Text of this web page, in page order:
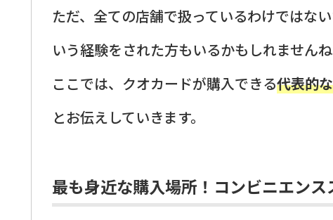
ただ、全ての店舗で扱っているわけではな
いう経験をされた方もいるかもしれませんね
ここでは、クオカードが購入できる代表的
とお伝えしていきます。
最も身近な購入場所！コンビニエンス